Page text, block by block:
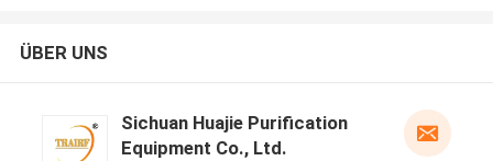
ÜBER UNS
Sichuan Huajie Purification
Equipment Co., Ltd.